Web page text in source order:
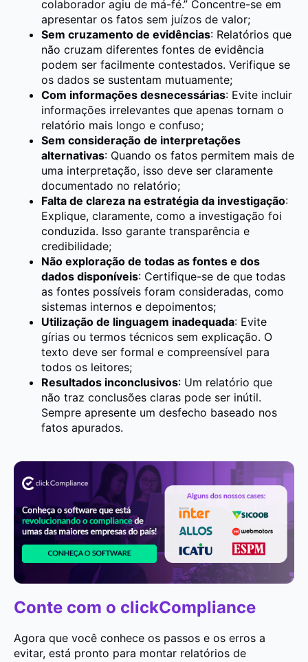
colaborador agiu de má-fé.” Concentre-se em
apresentar os fatos sem juízos de valor;
Sem cruzamento de evidências: Relatórios que
não cruzam diferentes fontes de evidência
podem ser facilmente contestados. Verifique se
os dados se sustentam mutuamente;
Com informações desnecessárias: Evite incluir
informações irrelevantes que apenas tornam o
relatório mais longo e confuso;
Sem consideração de interpretações
alternativas: Quando os fatos permitem mais de
uma interpretação, isso deve ser claramente
documentado no relatório;
Falta de clareza na estratégia da investigação:
Explique, claramente, como a investigação foi
conduzida. Isso garante transparência e
credibilidade;
Não exploração de todas as fontes e dos
dados disponíveis: Certifique-se de que todas
as fontes possíveis foram consideradas, como
sistemas internos e depoimentos;
Utilização de linguagem inadequada: Evite
gírias ou termos técnicos sem explicação. O
texto deve ser formal e compreensível para
todos os leitores;
Resultados inconclusivos: Um relatório que
não traz conclusões claras pode ser inútil.
Sempre apresente um desfecho baseado nos
fatos apurados.
Conte com o clickCompliance
Agora que você conhece os passos e os erros a
evitar, está pronto para montar relatórios de